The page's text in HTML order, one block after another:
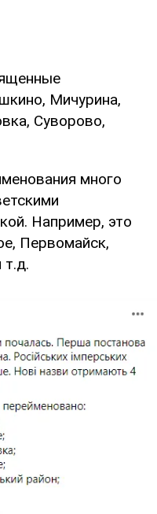
Мичурина,
Суворово,
много
Например, это
Первомайск,